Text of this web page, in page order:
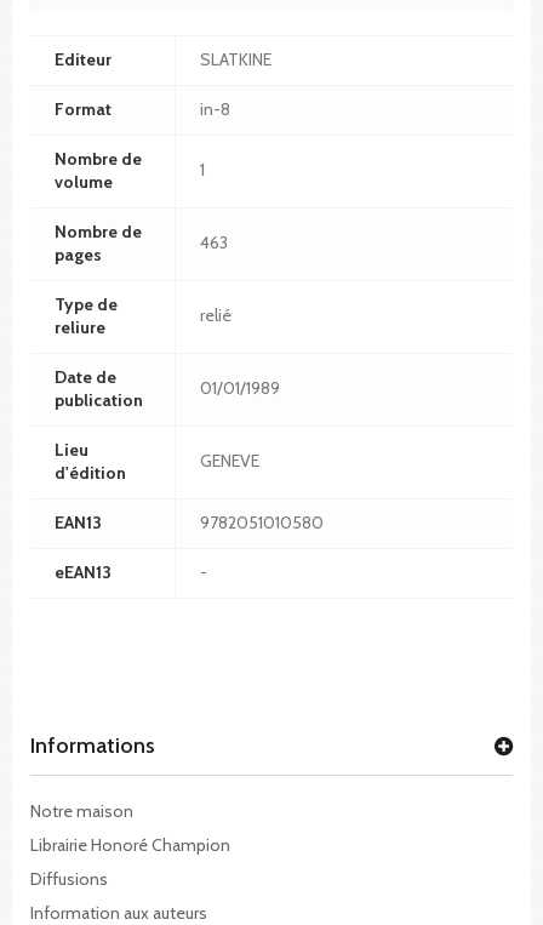
Editeur SLATKINE
Format in-8
Nombre de
volume
1
Nombre de
pages
463
Type de
reliure
relié
Date de
publication
01/01/1989
Lieu
d'édition
GENEVE
EAN13 9782051010580
eEAN13 -
Informations
Notre maison
Librairie Honoré Champion
Diffusions
Information aux auteurs